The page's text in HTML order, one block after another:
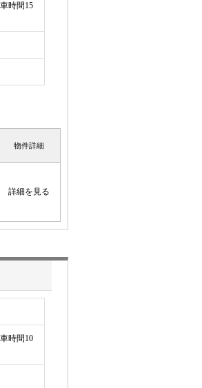
時間15
物件詳細
詳細を見る
時間10